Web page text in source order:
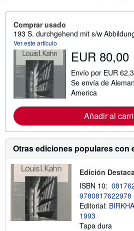
Comprar usado
193 S. durchgehend mit s/w
Ver este artículo
EUR 80,00
Envío por EUR
Se envía de
America
Añadir al
Otras ediciones populares con
Edición
ISBN 10:
9780817622978
Editorial:
1993
Tapa dura